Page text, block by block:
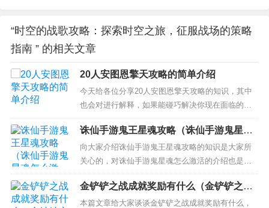
“时空的战歌攻略：探索时空之旅，征服战场的策略
指南 ” 的相关文章
20人安图恩擎天攻略的简单介绍
今天给各位分享20人安图恩擎天攻略的知识，其中
也会对进行解释，如果能碰巧解决你现在面临的问
题，别忘了关注本站，现在开始吧！ 本文目录一
览： 1、DNF安图恩20人本超详细通关攻略 副本怎
么打技巧推荐 2、20人副本安图恩怎么打？第一阶
段和第二阶段详细说下 3、dnf安图恩擎天怎么打
4、...
诛仙手游鬼王星魂攻略（诛仙手游鬼星魂
怎么激活）
向大家介绍诛仙手游鬼王星魂攻略的知识是大家所
关心的，对诛仙手游鬼星魂怎么激活的介绍也是从
多个角度来解答，希望可以让大家解决现在的问
题！ 本文目录一览： 1、诛仙手游各职业星魂怎么
搭配 星魂属性详解 2、诛仙手游鬼王星魂最高道法
金铲铲之战成就奖励有什么（金铲铲之战
登顶奖励）
本篇文章给大家谈谈金铲铲之战成就奖励有什么，